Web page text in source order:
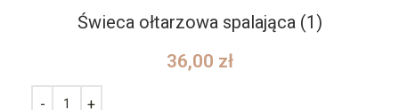
Świeca ołtarzowa spalająca (1)
36,00 zł